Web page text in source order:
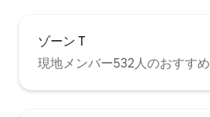
ゾーン T
現地メンバー532人のおすすめ